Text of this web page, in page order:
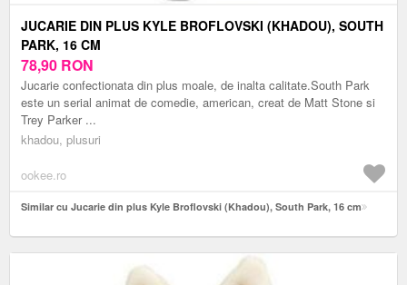
JUCARIE DIN PLUS KYLE BROFLOVSKI (KHADOU), SOUTH
PARK, 16 CM
78,90 RON
Jucarie confectionata din plus moale, de inalta calitate.South Park
este un serial animat de comedie, american, creat de Matt Stone si
Trey Parker ...
khadou, plusuri
ookee.ro
Similar cu Jucarie din plus Kyle Broflovski (Khadou), South Park, 16 cm